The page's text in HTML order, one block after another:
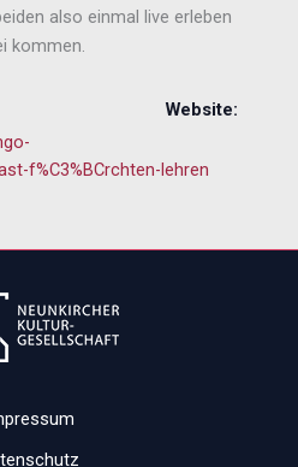
also einmal live erleben
kommen.
Website:
f%C3%BCrchten-lehren